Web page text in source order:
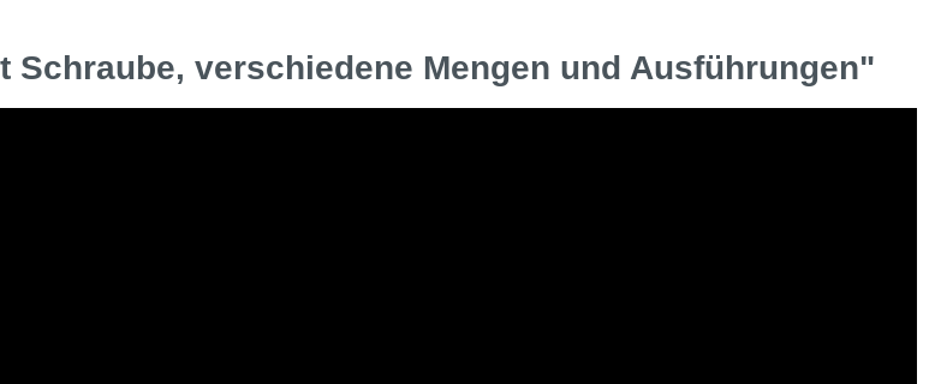
verschiedene Mengen und Ausführungen"